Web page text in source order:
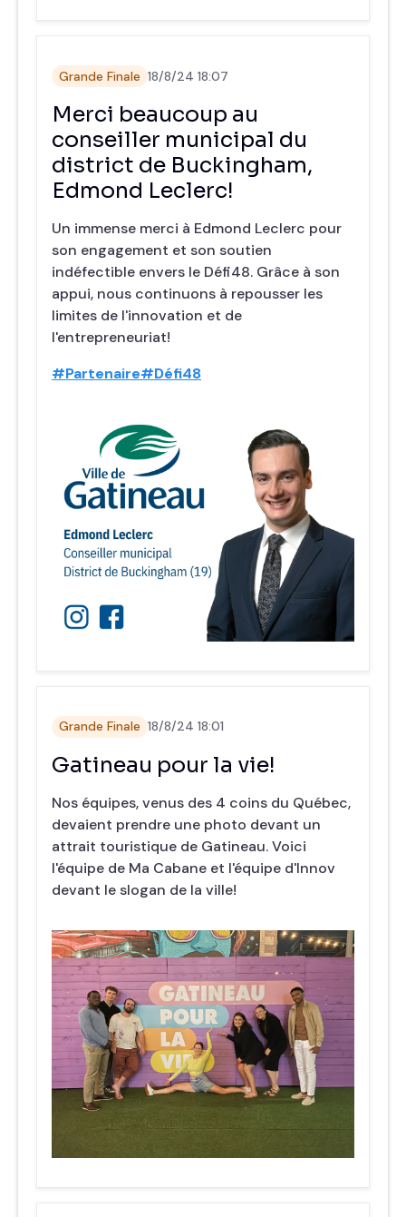
Grande Finale 18/8/24 18:07
Merci beaucoup au
conseiller municipal du
district de Buckingham,
Edmond Leclerc!
Un immense merci à Edmond Leclerc pour
son engagement et son soutien
indéfectible envers le Défi48. Grâce à son
appui, nous continuons à repousser les
limites de l'innovation et de
l'entrepreneuriat!
#Partenaire#Défi48
Grande Finale 18/8/24 18:01
Gatineau pour la vie!
Nos équipes, venus des 4 coins du Québec,
devaient prendre une photo devant un
attrait touristique de Gatineau. Voici
l'équipe de Ma Cabane et l'équipe d'Innov
devant le slogan de la ville!